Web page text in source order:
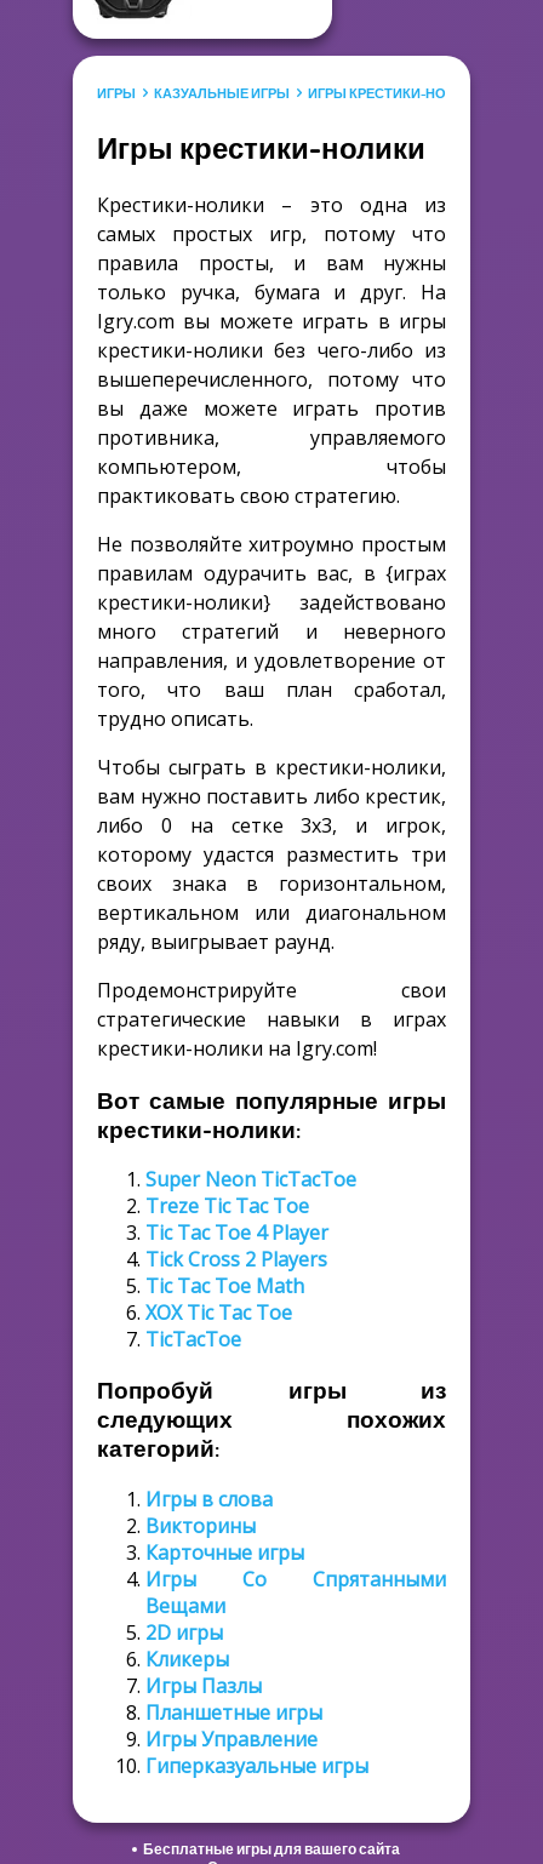
ИГРЫ КАЗУАЛЬНЫЕ ИГРЫ ИГРЫ КРЕСТИКИ-НОЛИКИ
Игры крестики-нолики
Крестики-нолики – это одна из
самых простых игр, потому что
правила просты, и вам нужны
только ручка, бумага и друг. На
Igry.com вы можете играть в игры
крестики-нолики без чего-либо из
вышеперечисленного, потому что
вы даже можете играть против
противника, управляемого
компьютером, чтобы
практиковать свою стратегию.
Не позволяйте хитроумно простым
правилам одурачить вас, в {играх
крестики-нолики} задействовано
много стратегий и неверного
направления, и удовлетворение от
того, что ваш план сработал,
трудно описать.
Чтобы сыграть в крестики-нолики,
вам нужно поставить либо крестик,
либо 0 на сетке 3х3, и игрок,
которому удастся разместить три
своих знака в горизонтальном,
вертикальном или диагональном
ряду, выигрывает раунд.
Продемонстрируйте свои
стратегические навыки в играх
крестики-нолики на Igry.com!
Вот самые популярные игры
крестики-нолики:
Super Neon TicTacToe
Treze Tic Tac Toe
Tic Tac Toe 4 Player
Tick Cross 2 Players
Tic Tac Toe Math
XOX Tic Tac Toe
TicTacToe
Попробуй игры из
следующих похожих
категорий:
Игры в слова
Викторины
Карточные игры
Игры Со Спрятанными
Вещами
2D игры
Кликеры
Игры Пазлы
Планшетные игры
Игры Управление
Гиперказуальные игры
Бесплатные игры для вашего сайта